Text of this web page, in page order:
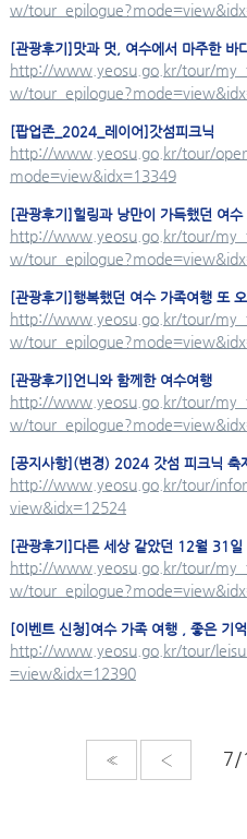
w/
[관광후기]맛과 멋, 여수에서 마주한 바
http://www.yeosu.go.kr/tour/
w/
[팝업존_2024_레이어]갓섬피크닉
http://www.yeosu.go.kr/tour/
mode=view&idx=13349
[관광후기]힐링과 낭만이 가득했던 여수
http://www.yeosu.go.kr/tour/
w/
[관광후기]행복했던 여수 가족여행 또
http://www.yeosu.go.kr/tour/
w/
[관광후기]언니와 함께한 여수여행
http://www.yeosu.go.kr/tour/
w/
[공지사항](변경) 2024 갓섬 피크닉 축
http://www.yeosu.go.kr/tour/
view&idx=12524
[관광후기]다른 세상 같았던 12월 31일
http://www.yeosu.go.kr/tour/
w/
[이벤트 신청]여수 가족 여행 , 좋은 기
http://www.yeosu.go.kr/tour/
=view&idx=12390
« ‹